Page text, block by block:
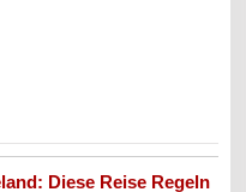
Diese Reise Regeln